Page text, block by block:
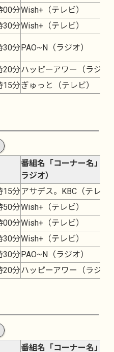
00分Wish+（テレビ）
30分Wish+（テレビ）
30分 PAO~N（ラジオ）
20分ハッピーアワー（ラジオ
15分ぎゅっと（テレビ）
番組名「コーナー名」（
ラジオ）
15分アサデス。KBC（テレビ
50分Wish+（テレビ）
00分Wish+（テレビ）
30分Wish+（テレビ）
30分PAO~N（ラジオ）
20分ハッピーアワー（ラジオ
番組名「コーナー名」（